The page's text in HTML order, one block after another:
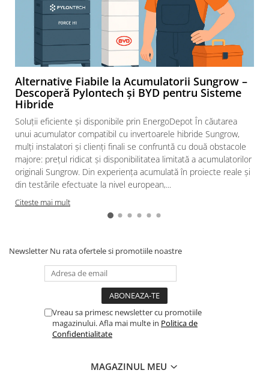
Alternative Fiabile la Acumulatorii Sungrow –
Descoperă Pylontech și BYD pentru Sisteme
Hibride
Soluții eficiente și disponibile prin EnergoDepot În căutarea
unui acumulator compatibil cu invertoarele hibride Sungrow,
mulți instalatori și clienți finali se confruntă cu două obstacole
majore: prețul ridicat și disponibilitatea limitată a acumulatorilor
originali Sungrow. Din experiența acumulată în proiecte reale și
din testările efectuate la nivel european,...
Citeste mai mult
Newsletter Nu rata ofertele si promotiile noastre
Vreau sa primesc newsletter cu promotiile
magazinului. Afla mai multe in Politica de
Confidentialitate
MAGAZINUL MEU